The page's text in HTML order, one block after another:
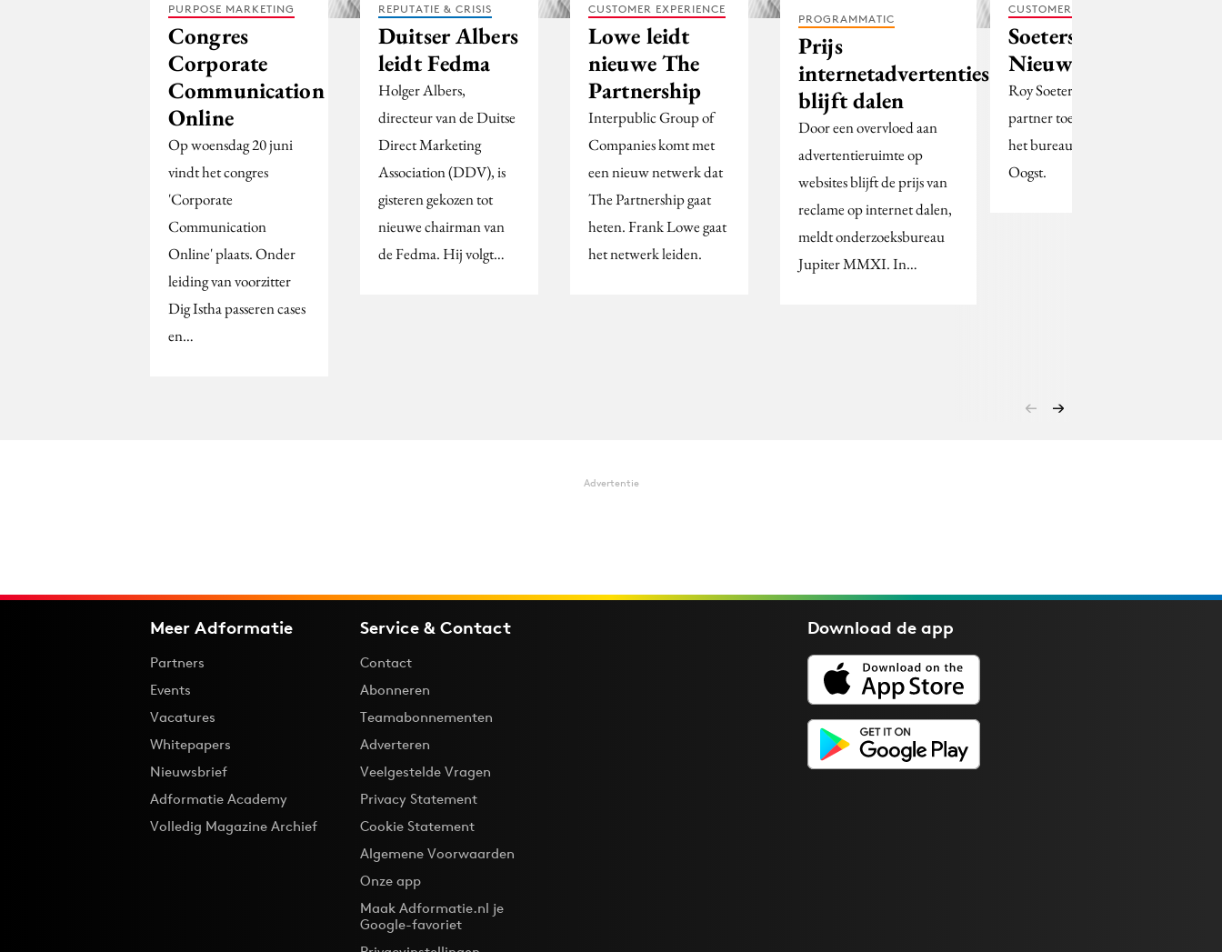
PURPOSE MARKETING
Congres
Corporate
Communication
Online
Op woensdag 20 juni
vindt het congres
'Corporate
Communication
Online' plaats. Onder
leiding van voorzitter
Dig Istha passeren cases
en…
REPUTATIE & CRISIS
Duitser Albers
leidt Fedma
Holger Albers,
directeur van de Duitse
Direct Marketing
Association (DDV), is
gisteren gekozen tot
nieuwe chairman van
de Fedma. Hij volgt…
CUSTOMER EXPERIENCE
Lowe leidt
nieuwe The
Partnership
Interpublic Group of
Companies komt met
een nieuw netwerk dat
The Partnership gaat
heten. Frank Lowe gaat
het netwerk leiden.
PROGRAMMATIC
Prijs
internetadvertenties
blijft dalen
Door een overvloed aan
advertentieruimte op
websites blijft de prijs van
reclame op internet dalen,
meldt onderzoeksbureau
Jupiter MMXI. In…
CUSTOMER EXPERIENCE
Soeters naar
Nieuwe Oogst
Roy Soeters is als
partner toegetreden tot
het bureau Nieuwe
Oogst.
Advertentie
Meer Adformatie
Partners
Events
Vacatures
Whitepapers
Nieuwsbrief
Adformatie Academy
Volledig Magazine Archief
Service & Contact
Contact
Abonneren
Teamabonnementen
Adverteren
Veelgestelde Vragen
Privacy Statement
Cookie Statement
Algemene Voorwaarden
Onze app
Maak Adformatie.nl je
Google-favoriet
Download deapp